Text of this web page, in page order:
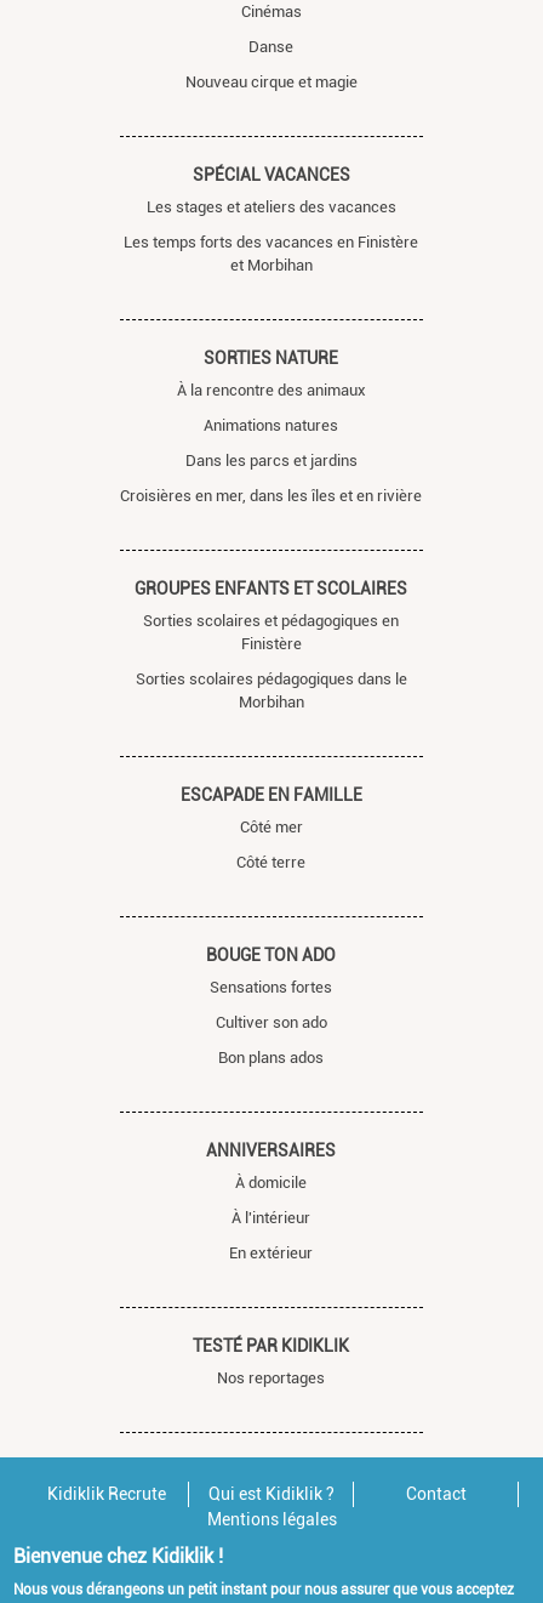
Cinémas
Danse
Nouveau cirque et magie
SPÉCIAL VACANCES
Les stages et ateliers des vacances
Les temps forts des vacances en Finistère
et Morbihan
SORTIES NATURE
À la rencontre des animaux
Animations natures
Dans les parcs et jardins
Croisières en mer, dans les îles et en rivière
GROUPES ENFANTS ET SCOLAIRES
Sorties scolaires et pédagogiques en
Finistère
Sorties scolaires pédagogiques dans le
Morbihan
ESCAPADE EN FAMILLE
Côté mer
Côté terre
BOUGE TON ADO
Sensations fortes
Cultiver son ado
Bon plans ados
ANNIVERSAIRES
À domicile
À l'intérieur
En extérieur
TESTÉ PAR KIDIKLIK
Nos reportages
Kidiklik Recrute Qui est Kidiklik ?
Contact
Mentions légales
Bienvenue chez Kidiklik !
Nous vous dérangeons un petit instant pour nous assurer que vous acceptez